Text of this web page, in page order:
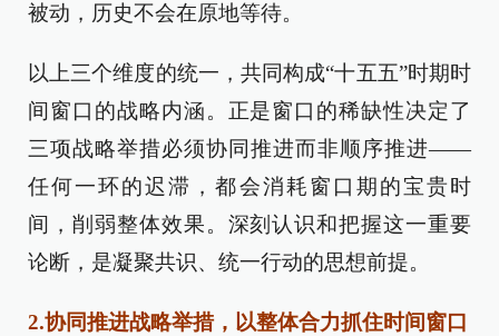
被动，历史不会在原地等待。
以上三个维度的统一，共同构成“十五五”时期时
间窗口的战略内涵。正是窗口的稀缺性决定了
三项战略举措必须协同推进而非顺序推进——
任何一环的迟滞，都会消耗窗口期的宝贵时
间，削弱整体效果。深刻认识和把握这一重要
论断，是凝聚共识、统一行动的思想前提。
2.协同推进战略举措，以整体合力抓住时间窗口